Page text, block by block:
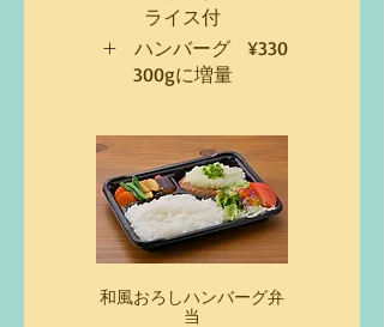
ライス付
ハンバーグ
300gに増量
¥330
和風おろしハンバーグ弁
当